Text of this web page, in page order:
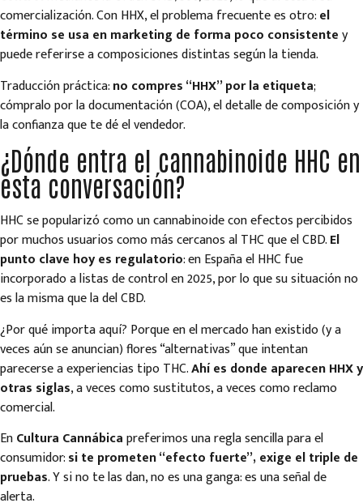
comercialización. Con HHX, el problema frecuente es otro:el
término se usa en marketing de forma poco consistentey
puede referirse a composiciones distintas según la tienda.
Traducción práctica:no compres “HHX” por la etiqueta;
cómpralo por la documentación (COA), el detalle de composición y
la confianza que te dé el vendedor.
¿Dónde entra el cannabinoide HHC en
esta conversación?
HHC se popularizó como un cannabinoide con efectos percibidos
por muchos usuarios como más cercanos al THC que el CBD.El
punto clave hoy es regulatorio: en España el HHC fue
incorporado a listas de control en 2025, por lo que su situación no
es la misma que la del CBD.
¿Por qué importa aquí? Porque en el mercado han existido (y a
veces aún se anuncian) flores “alternativas” que intentan
parecerse a experiencias tipo THC.Ahí es donde aparecen HHX y
otras siglas, a veces como sustitutos, a veces como reclamo
comercial.
EnCultura Cannábicapreferimos una regla sencilla para el
consumidor:si te prometen “efecto fuerte”, exige el triple de
pruebas. Y si no te las dan, no es una ganga: es una señal de
alerta.